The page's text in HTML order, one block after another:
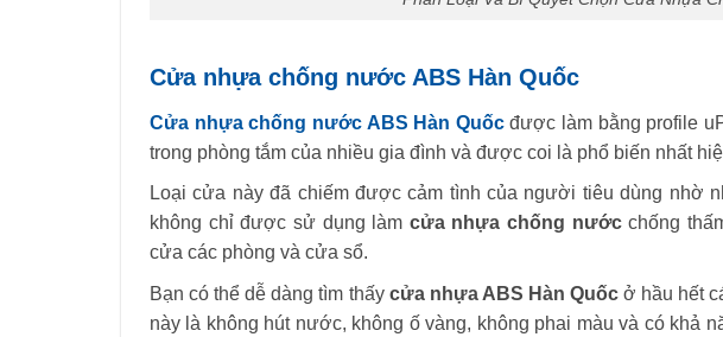
Cửa nhựa chống nước ABS Hàn Quốc
Cửa nhựa chống nước ABS Hàn Quốcđược làm bằng profile
trong phòng tắm của nhiều gia đình và được coi là phổ biến nhất
Loại cửa này đã chiếm được cảm tình của người tiêu dùng nhờ
không chỉ được sử dụng làm cửa nhựa chống nướcchống
cửa các phòng và cửa sổ.
Bạn có thể dễ dàng tìm thấy cửa nhựa ABS Hàn Quốcở hầu hết
này là không hút nước, không ố vàng, không phai màu và có khả